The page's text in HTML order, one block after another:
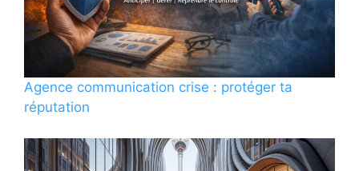
Agence communication crise : protéger ta
réputation